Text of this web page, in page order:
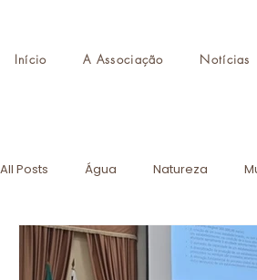
Início A Associação Notícias
All Posts Água Natureza
Destinos de Autor Monumentos